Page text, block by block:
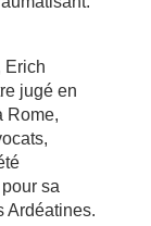
Erich
jugé en
Rome,
sa
Ardéatines.